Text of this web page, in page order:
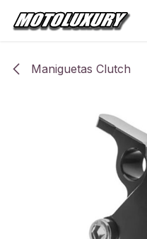
Ir al contenido
Maniguetas Clutch